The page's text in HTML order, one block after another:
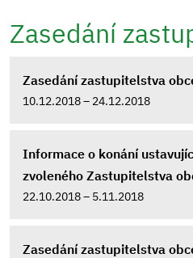
Zasedání
Zasedání zastupitelstva
10.12.2018 – 24.12.2018
Informace o konání
zvoleného Zastupitelstva
22.10.2018 – 5.11.2018
Zasedání zastupitelstva